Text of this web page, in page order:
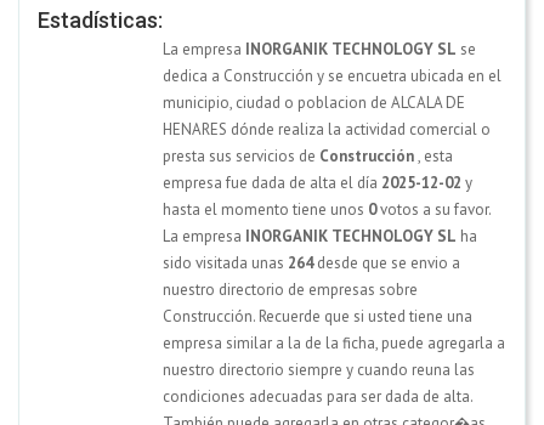
Estadísticas:
La empresa INORGANIK TECHNOLOGY SL se
dedica a Construcción y se encuetra ubicada en el
municipio, ciudad o poblacion de ALCALA DE
HENARES dónde realiza la actividad comercial o
presta sus servicios de Construcción, esta
empresa fue dada de alta el día 2025-12-02 y
hasta el momento tiene unos 0votos a su favor.
La empresa INORGANIK TECHNOLOGY SL ha
sido visitada unas 264desde que se envio a
nuestro directorio de empresas sobre
Construcción. Recuerde que si usted tiene una
empresa similar a la de la ficha, puede agregarla a
nuestro directorio siempre y cuando reuna las
condiciones adecuadas para ser dada de alta.